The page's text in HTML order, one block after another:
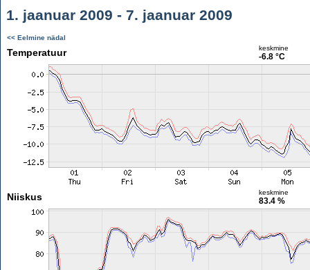
1. jaanuar 2009 - 7. jaanuar 2009
<< Eelmine nädal
Temperatuur keskmine
-6.8 °C
Niiskus keskmine
83.4 %